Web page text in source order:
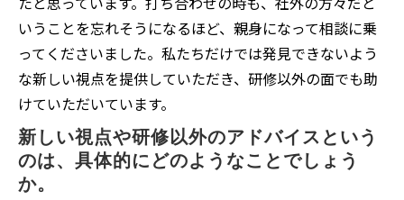
いうことを忘れそうになるほど、親身になって相談に乗
ってくださいました。私たちだけでは発見できないよう
な新しい視点を提供していただき、研修以外の面でも助
けていただいています。
新しい視点や研修以外のアドバイスという
のは、具体的にどのようなことでしょう
か。